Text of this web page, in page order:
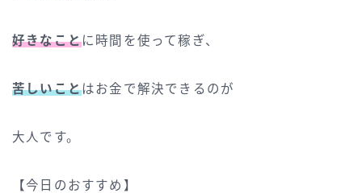
好きなことに時間を使って稼ぎ、
苦しいことはお金で解決できるのが
大人です。
【今日のおすすめ】